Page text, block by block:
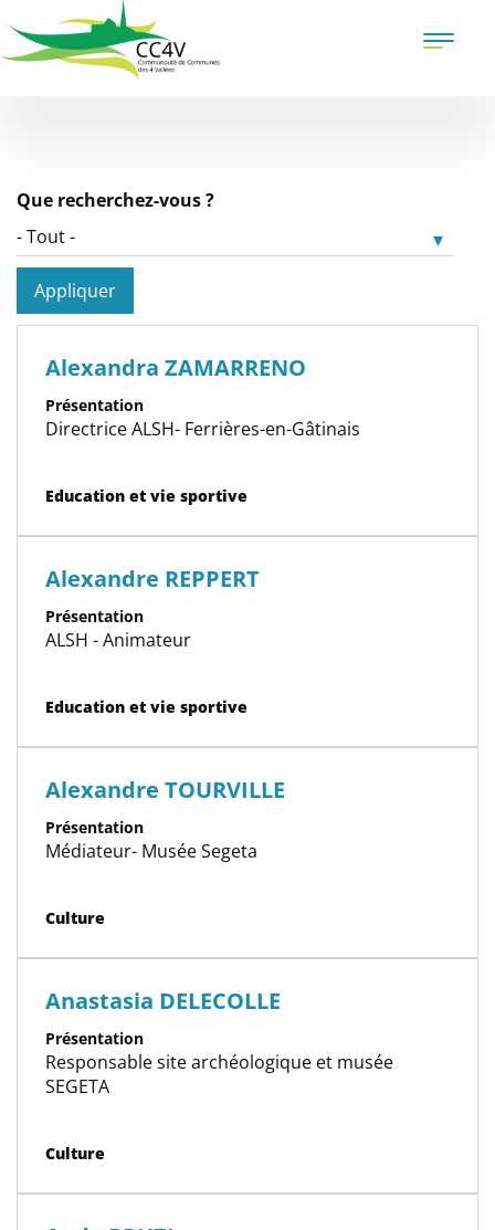
au
contenu
Toggle
Que recherchez-vous ?
Appliquer
Alexandra ZAMARRENO
Présentation
Directrice ALSH- Ferrières-en-Gâtinais
Catégorie(s)
Education et vie sportive
Alexandre REPPERT
Présentation
ALSH - Animateur
Catégorie(s)
Education et vie sportive
Alexandre TOURVILLE
Présentation
Médiateur- Musée Segeta
Catégorie(s)
Culture
Anastasia DELECOLLE
Présentation
Responsable site archéologique et musée
SEGETA
Catégorie(s)
Culture